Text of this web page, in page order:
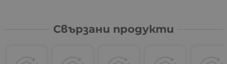
Свързани продукти